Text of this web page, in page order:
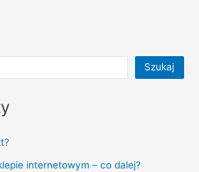
Szukaj
internetowym – co dalej?